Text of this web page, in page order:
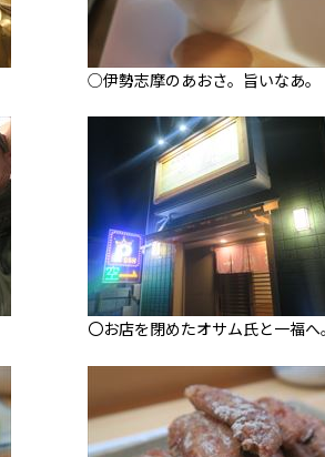
○伊勢志摩のあおさ。旨いなあ。
〇お店を閉めたオサム氏と一福へ。